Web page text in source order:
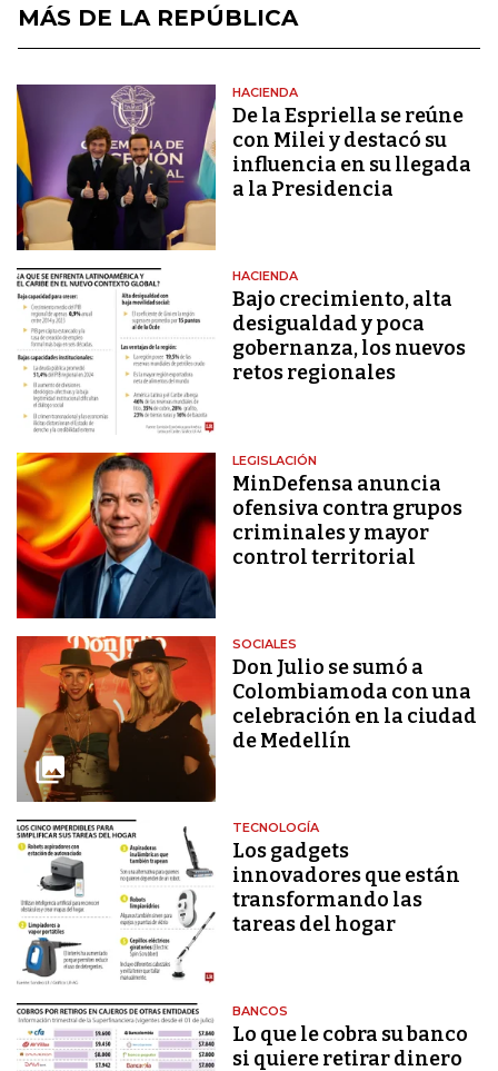
MÁS DE LA REPÚBLICA
HACIENDA
De la Espriella se reúne
con Milei y destacó su
influencia en su llegada
a la Presidencia
HACIENDA
Bajo crecimiento, alta
desigualdad y poca
gobernanza, los nuevos
retos regionales
LEGISLACIÓN
MinDefensa anuncia
ofensiva contra grupos
criminales y mayor
control territorial
SOCIALES
Don Julio se sumó a
Colombiamoda con una
celebración en la ciudad
de Medellín
TECNOLOGÍA
Los gadgets
innovadores que están
transformando las
tareas del hogar
BANCOS
Lo que le cobra su banco
si quiere retirar dinero